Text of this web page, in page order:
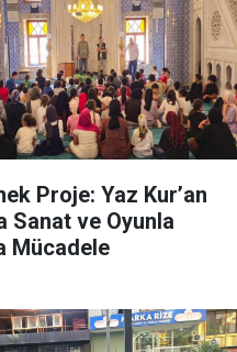
Proje: Yaz Kur’an
Sanat ve Oyunla
Mücadele